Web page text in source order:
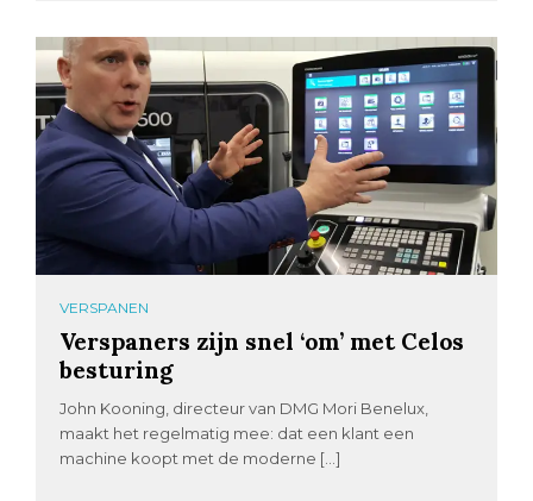
VERSPANEN
Verspaners zijn snel ‘om’ met Celos
besturing
John Kooning, directeur van DMG Mori Benelux,
maakt het regelmatig mee: dat een klant een
machine koopt met de moderne […]